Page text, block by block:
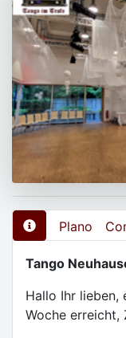
Plano
Tango
Hallo Ihr
Woche erreicht,